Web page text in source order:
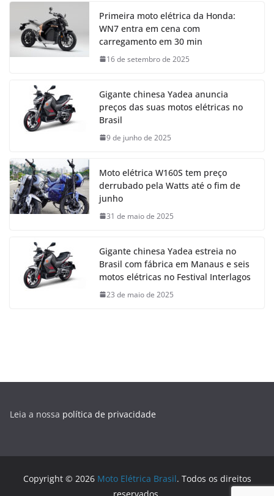
Primeira moto elétrica da Honda:
WN7 entra em cena com
carregamento em 30 min
16 de setembro de 2025
Gigante chinesa Yadea anuncia
preços das suas motos elétricas no
Brasil
9 de junho de 2025
Moto elétrica W160S tem preço
derrubado pela Watts até o fim de
junho
31 de maio de 2025
Gigante chinesa Yadea estreia no
Brasil com fábrica em Manaus e seis
motos elétricas no Festival Interlagos
23 de maio de 2025
Leia a nossa política de privacidade
Copyright © 2026 Moto Elétrica Brasil. Todos os direitos